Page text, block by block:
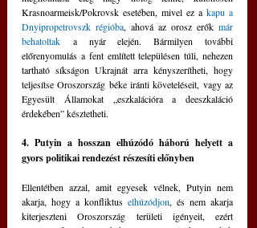
Krasnoarmeisk/Pokrovsk esetében, mivel ez a kapu a
Dnyipropetrovszk régióba, ahová az orosz erők már
behatoltak a nyár elején. Bármilyen további
előrenyomulás a fent említett településen túli, nehezen
tartható síkságon Ukrajnát arra kényszerítheti, hogy
teljesítse Oroszország béke iránti követeléseit, vagy az
Egyesült Államokat „eszkalációra a deeszkaláció
érdekében” késztetheti.
4. Putyin a hosszan elhúzódó háború helyett a
gyors politikai rendezést részesíti előnyben
Ellentétben azzal, amit egyesek vélnek, Putyin nem
akarja, hogy a konfliktus elhúzódjon, és nem akarja
kiterjeszteni Oroszország területi igényeit, ezért